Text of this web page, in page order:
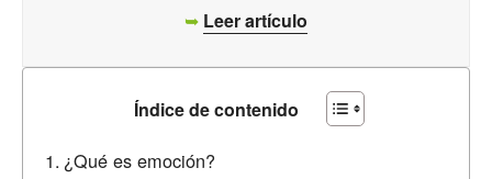
➥ Leer artículo
Índice de contenido
¿Qué es emoción?